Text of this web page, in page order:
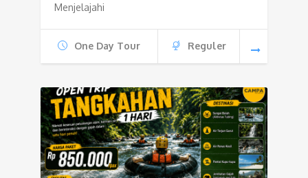
Menjelajahi
One Day Tour Reguler